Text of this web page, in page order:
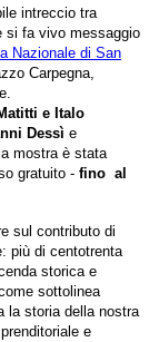
intreccio tra
si fa vivo messaggio
Nazionale di San
Carpegna,
e Italo
Dessì e
mostra è stata
gratuito - fino al
sul contributo di
più di centotrenta
storica e
sottolinea
la storia della nostra
e